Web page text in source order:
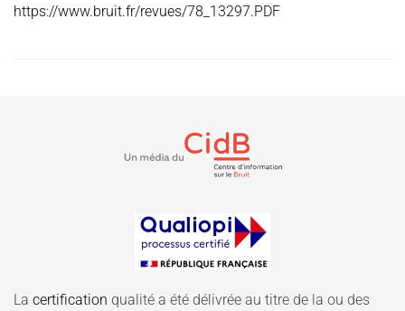
https://www.bruit.fr/revues/78_13297.PDF
La certification qualité a été délivrée au titre de la ou des